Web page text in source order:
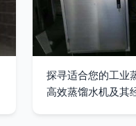
探寻适合您的工业
高效蒸馏水机及其